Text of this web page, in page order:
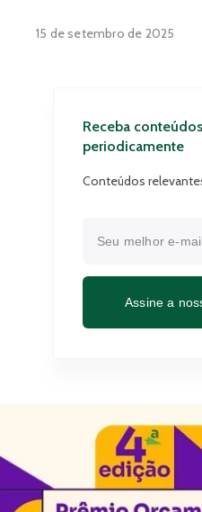
15 de setembro de 2025
Receba
periodicamente
Conteúdos
Assine a